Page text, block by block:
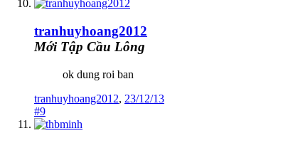
tranhuyhoang2012
Mới Tập Cầu Lông
ok dung roi ban
tranhuyhoang2012, 23/12/13
#9